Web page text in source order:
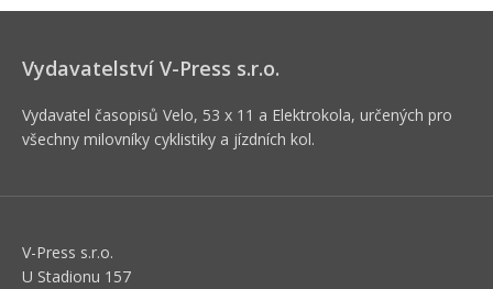
Vydavatelství V-Press s.r.o.
Vydavatel časopisů Velo, 53 x 11 a Elektrokola, určených pro
všechny milovníky cyklistiky a jízdních kol.
V-Press s.r.o.
U Stadionu 157